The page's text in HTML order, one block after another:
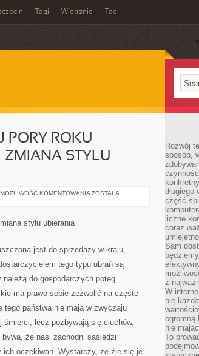
Tagi Wietrznie Tagi
PORY ROKU
ZMIANA STYLU
MOŻLIWOŚĆ KOMENTOWANIA Z
ZMIANA
STYLU
ZOSTAŁA
stylu ubierania
jest do sprzedaży w kraju,
tego typu ubrań są
należą do gospodarczych potęg
ma prawo sobie zezwolić na częste
tego państwa nie mają w zwyczaju
lecz pozbywają się ciuchów,
że nasi zachodni sąsiedzi
ich oczekiwań. Wystarczy, że źle się je
Rozwój
sposób,
długiego
część
liczne
coraz
Sam
z
W
nie
ogromną
nie
To